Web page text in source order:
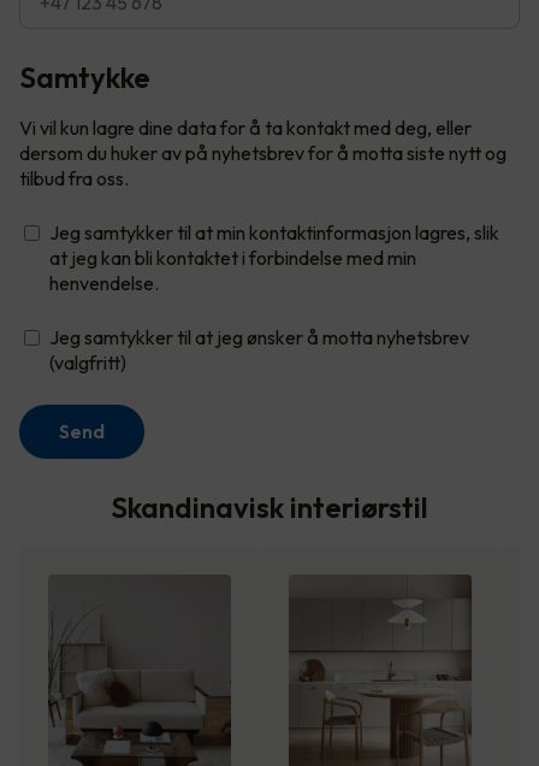
Samtykke
Vi vil kun lagre dine data for å ta kontakt med deg, eller
dersom du huker av på nyhetsbrev for å motta siste nytt og
tilbud fra oss.
Jeg samtykker til at min kontaktinformasjon lagres, slik
at jeg kan bli kontaktet i forbindelse med min
henvendelse.
Jeg samtykker til at jeg ønsker å motta nyhetsbrev
(valgfritt)
Send
Skandinavisk interiørstil